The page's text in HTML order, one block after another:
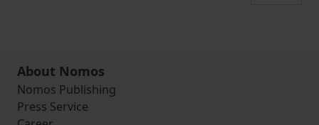
About Nomos
Nomos Publishing
Press Service